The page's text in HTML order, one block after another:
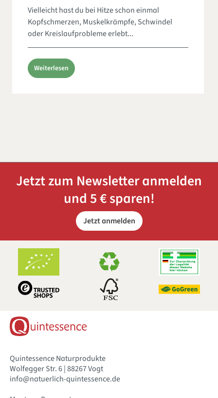
Vielleicht hast du bei Hitze schon einmal
Kopfschmerzen, Muskelkrämpfe, Schwindel
oder Kreislaufprobleme erlebt...
Weiterlesen
Jetzt zum Newsletter anmelden
und 5 € sparen!
Jetzt anmelden
Quintessence Naturprodukte
Wolfegger Str. 6 | 88267 Vogt
info@natuerlich-quintessence.de